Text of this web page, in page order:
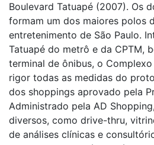
Boulevard Tatuapé (2007). Os
formam um dos maiores polos
entretenimento de São Paulo.
Tatuapé do metrô e da CPTM,
terminal de ônibus, o
rigor todas as medidas do
dos shoppings aprovado pela
Administrado pela AD
diversos, como drive-thru,
de análises clínicas e